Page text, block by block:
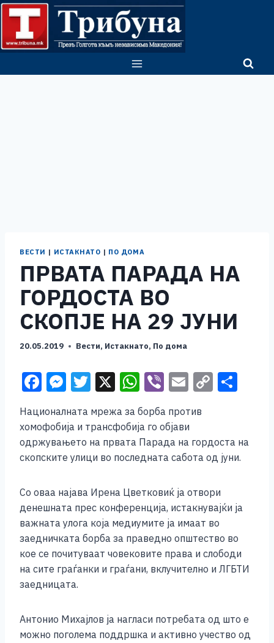
Skip
content
ВЕСТИ | ИСТАКНАТО | ПО ДОМА
ПРВАТА ПАРАДА НА
ГОРДОСТА ВО
СКОПЈЕ НА 29 ЈУНИ
20.05.2019 Вести, Истакнато, По дома
F
c
e
b
o
k
M
ss
e
n
er
T
tt
er
X W
h
at
s
A
p
Vi
er
E
ai
l
C
y
Li
k
e
Националната мрежа за борба против
хомофобија и трансфобија го објави
одржувањето на првата Парада на гордоста на
скопските улици во последната сабота од јуни.
Со оваа најава Ирена Цветковиќ ја отвори
денешната прес конференција, истакнувајќи ја
важната улога која медиумите ја имаат во
заедничката борба за праведно општество во
кое се почитуваат човековите права и слободи
на сите граѓанки и граѓани, вклучително и ЛГБТИ
заедницата.
Антонио Михајлов ја нагласи потребата од што е
можно поголема поддршка и активно учество од